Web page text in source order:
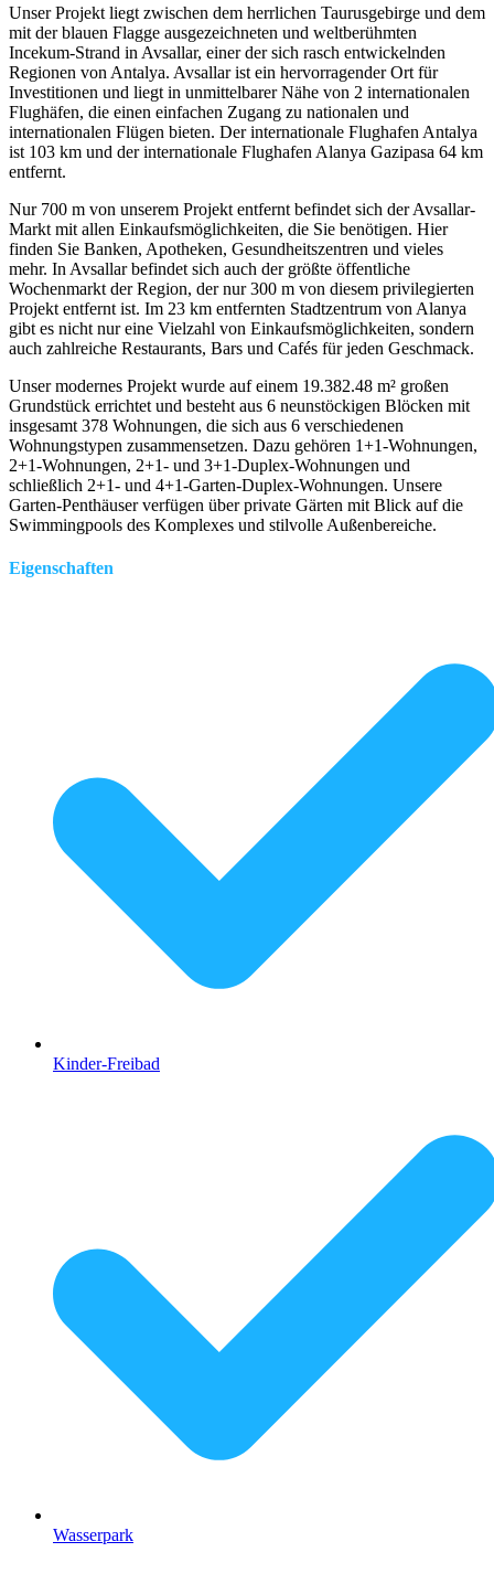
Unser Projekt liegt zwischen dem herrlichen Taurusgebirge und dem
mit der blauen Flagge ausgezeichneten und weltberühmten
Incekum-Strand in Avsallar, einer der sich rasch entwickelnden
Regionen von Antalya. Avsallar ist ein hervorragender Ort für
Investitionen und liegt in unmittelbarer Nähe von 2 internationalen
Flughäfen, die einen einfachen Zugang zu nationalen und
internationalen Flügen bieten. Der internationale Flughafen Antalya
ist 103 km und der internationale Flughafen Alanya Gazipasa 64 km
entfernt.
Nur 700 m von unserem Projekt entfernt befindet sich der Avsallar-
Markt mit allen Einkaufsmöglichkeiten, die Sie benötigen. Hier
finden Sie Banken, Apotheken, Gesundheitszentren und vieles
mehr. In Avsallar befindet sich auch der größte öffentliche
Wochenmarkt der Region, der nur 300 m von diesem privilegierten
Projekt entfernt ist. Im 23 km entfernten Stadtzentrum von Alanya
gibt es nicht nur eine Vielzahl von Einkaufsmöglichkeiten, sondern
auch zahlreiche Restaurants, Bars und Cafés für jeden Geschmack.
Unser modernes Projekt wurde auf einem 19.382.48 m² großen
Grundstück errichtet und besteht aus 6 neunstöckigen Blöcken mit
insgesamt 378 Wohnungen, die sich aus 6 verschiedenen
Wohnungstypen zusammensetzen. Dazu gehören 1+1-Wohnungen,
2+1-Wohnungen, 2+1- und 3+1-Duplex-Wohnungen und
schließlich 2+1- und 4+1-Garten-Duplex-Wohnungen. Unsere
Garten-Penthäuser verfügen über private Gärten mit Blick auf die
Swimmingpools des Komplexes und stilvolle Außenbereiche.
Eigenschaften
Kinder-Freibad
Wasserpark